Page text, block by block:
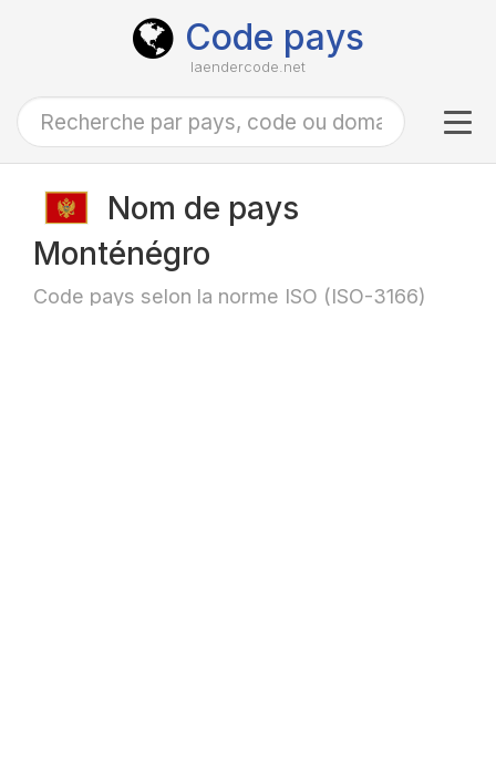
Code pays
laendercode.net
Nom de pays
Monténégro
Code pays selon la norme ISO (ISO-3166)